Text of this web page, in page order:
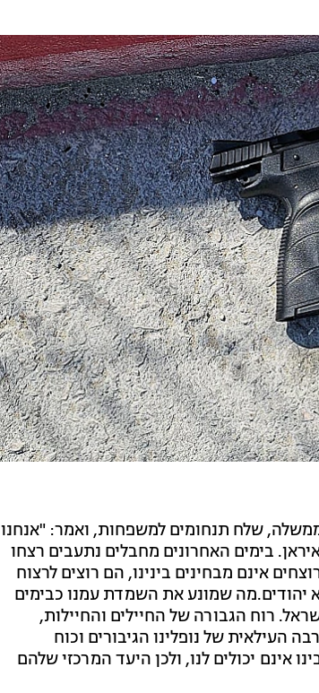
שלח תנחומים למשפחות, ואמר: "אנחנו
בימים האחרונים מחבלים נתעבים רצחו
אינם מבחינים בינינו, הם רוצים לרצוח
יהודים.מה שמונע את השמדת עמנו כבימים
רוח הגבורה של החיילים והחיילות,
העילאית של נופלינו הגיבורים וכוח
אינם יכולים לנו, ולכן היעד המרכזי שלהם